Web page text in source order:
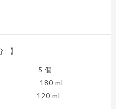
】
5 個
180 ml
120 ml